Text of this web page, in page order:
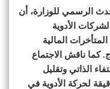
الرسمي للوزارة، أن
الأدوية
المالية
كما ناقش الاجتماع
الذاتي وتقليل
لحركة الأدوية في